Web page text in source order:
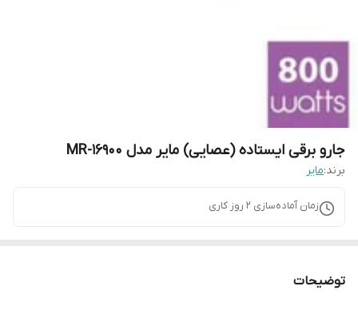
جارو برقی ایستاده (عصایی) مایر مدل MR-16900
برند:مایر
زمان آماده‌سازی 2 روز کاری
توضیحات